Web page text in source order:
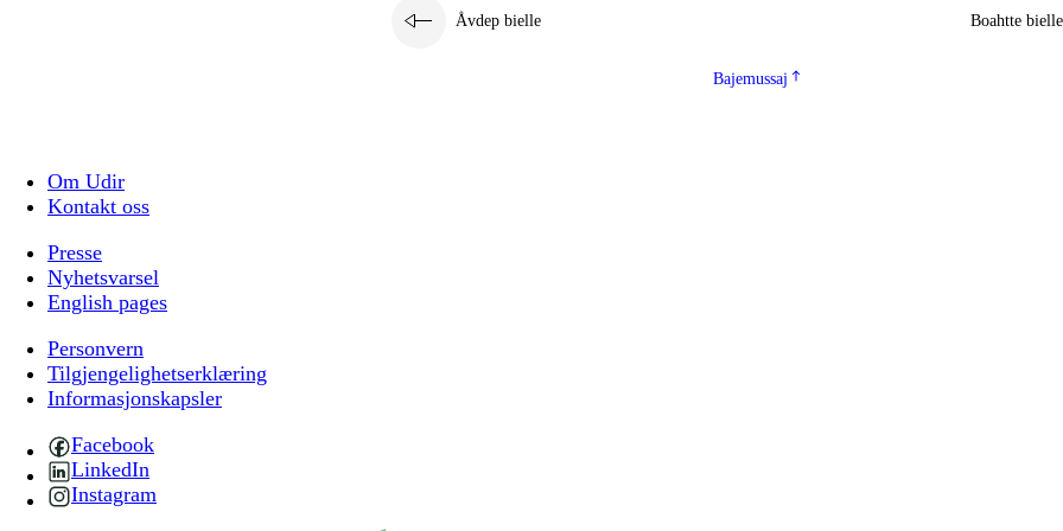
Åvdep bielle Boahtte bielle
Bajemussaj
Om Udir
Kontakt oss
Presse
Nyhetsvarsel
English pages
Personvern
Tilgjengelighetserklæring
Informasjonskapsler
Facebook
LinkedIn
Instagram